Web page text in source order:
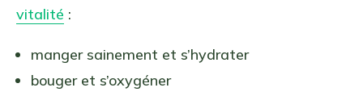
vitalité :
manger sainement et s’hydrater
bouger et s’oxygéner